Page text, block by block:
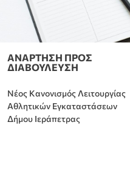
ΑΝΑΡΤΗΣΗ ΠΡΟΣ
ΔΙΑΒΟΥΛΕΥΣΗ
Νέος Κανονισμός Λειτουργίας
Αθλητικών Εγκαταστάσεων
Δήμου Ιεράπετρας